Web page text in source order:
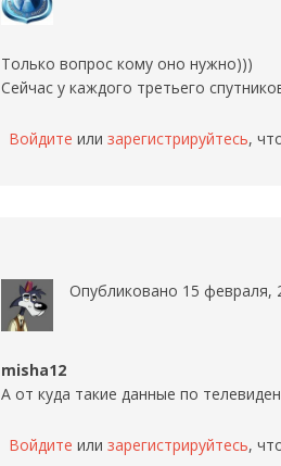
Только вопрос кому оно нужно)))
Сейчас у каждого третьего
Войдите или зарегистрируйтесь,
Опубликовано 15 февраля,
misha12
А от куда такие данные по
Войдите или зарегистрируйтесь,